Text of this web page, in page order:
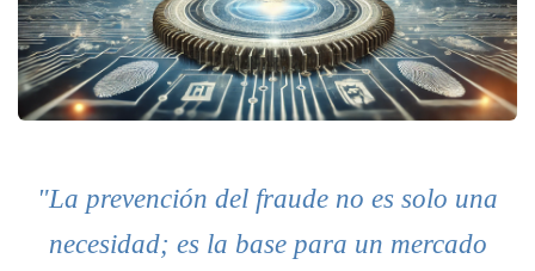
"La prevención del fraude no es solo una
necesidad; es la base para un mercado